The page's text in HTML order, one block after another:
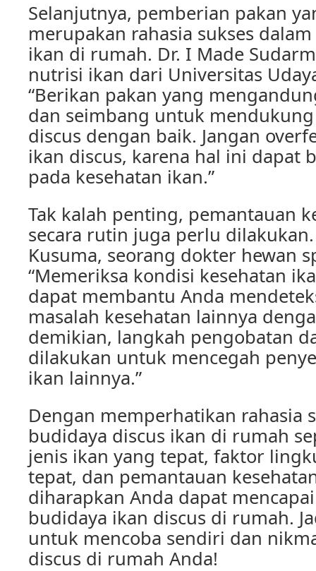
Selanjutnya, pemberian pakan
merupakan rahasia sukses
ikan di rumah. Dr. I Made
nutrisi ikan dari Universitas
“Berikan pakan yang
dan seimbang untuk
discus dengan baik. Jangan
ikan discus, karena hal ini dapat
pada kesehatan ikan.”
Tak kalah penting, pemantauan
secara rutin juga perlu
Kusuma, seorang dokter hewan
“Memeriksa kondisi kesehatan
dapat membantu Anda
masalah kesehatan lainnya
demikian, langkah pengobatan
dilakukan untuk mencegah
ikan lainnya.”
Dengan memperhatikan rahasia
budidaya discus ikan di rumah
jenis ikan yang tepat, faktor
tepat, dan pemantauan
diharapkan Anda dapat
budidaya ikan discus di rumah.
untuk mencoba sendiri dan
discus di rumah Anda!